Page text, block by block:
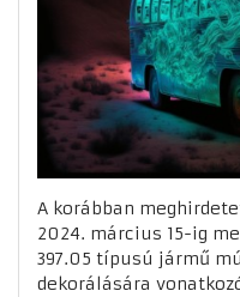
A korábban
2024. március 15-ig
397.05 típusú jármű
dekorálására